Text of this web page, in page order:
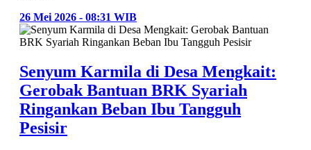
26 Mei 2026 - 08:31 WIB
Senyum Karmila di Desa Mengkait:
Gerobak Bantuan BRK Syariah
Ringankan Beban Ibu Tangguh
Pesisir